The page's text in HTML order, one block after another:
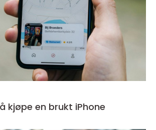
kjøpe en brukt iPhone